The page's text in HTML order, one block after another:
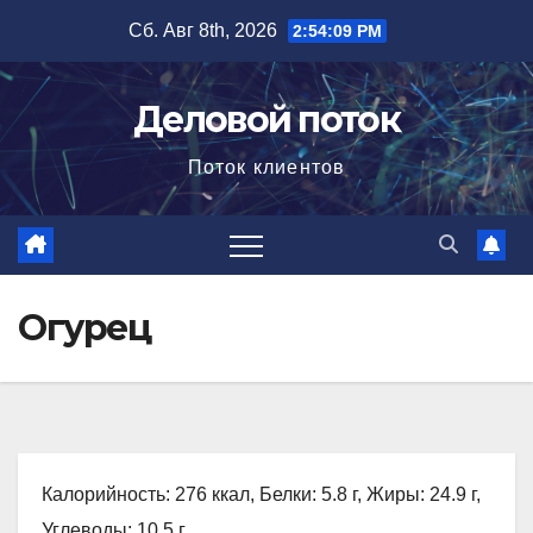
содержимому
Сб. Авг 8th, 2026 2:54:10 PM
Деловой поток
Поток клиентов
Огурец
Калорийность: 276 ккал, Белки: 5.8 г, Жиры: 24.9 г,